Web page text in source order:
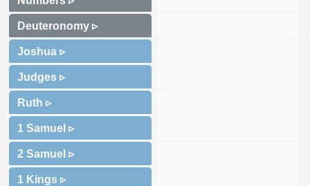
Deuteronomy ▹
Joshua ▹
Judges ▹
Ruth ▹
1 Samuel ▹
2 Samuel ▹
1 Kings ▹